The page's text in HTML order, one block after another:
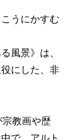
うにかすむ
風景》は、
にした、非
教画や歴
で、アルト